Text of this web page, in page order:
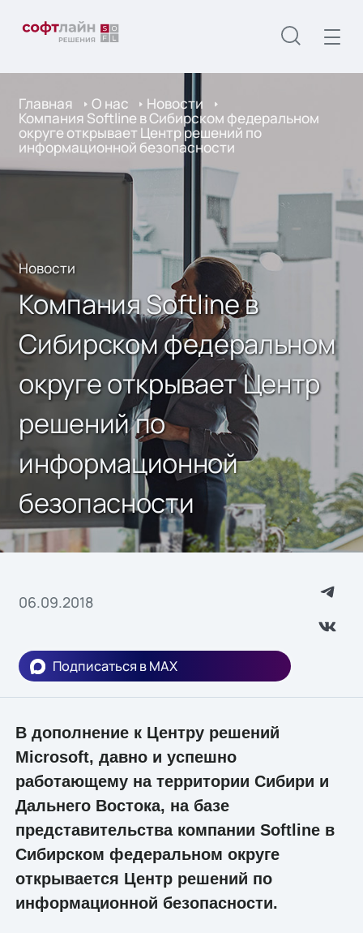
Главная О нас Новости
Компания Softline в Сибирском федеральном
округе открывает Центр решений по
информационной безопасности
Новости
Компания Softline в
Сибирском федеральном
округе открывает Центр
решений по
информационной
безопасности
06.09.2018
Подписаться в MAX
В дополнение к Центру решений
Microsoft, давно и успешно
работающему на территории Сибири и
Дальнего Востока, на базе
представительства компании Softline в
Сибирском федеральном округе
открывается Центр решений по
информационной безопасности.